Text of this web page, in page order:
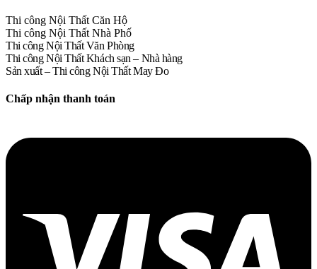
Thi công Nội Thất Căn Hộ
Thi công Nội Thất Nhà Phố
Thi công Nội Thất Văn Phòng
Thi công Nội Thất Khách sạn – Nhà hàng
Sản xuất – Thi công Nội Thất May Đo
Chấp nhận thanh toán